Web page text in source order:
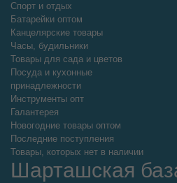
Спорт и отдых
Батарейки оптом
Канцелярские товары
Часы, будильники
Товары для сада и цветов
Посуда и кухонные
принадлежности
Инструменты опт
Галантерея
Новогодние товары оптом
Последние поступления
Товары, которых нет в наличии
Шарташская